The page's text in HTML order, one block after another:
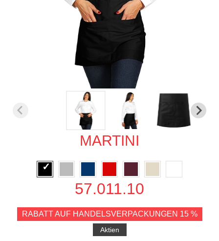
MARTINI
57.011.10
RABATT AUF HANDELSVERPACKUNGEN 15 %
Aktien